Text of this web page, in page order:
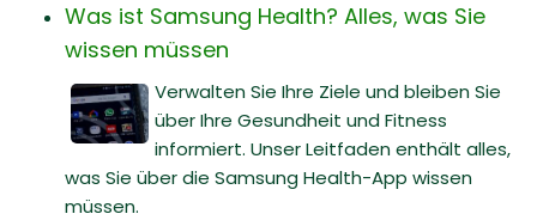
Was ist Samsung Health? Alles, was Sie
wissen müssen
Verwalten Sie Ihre Ziele und bleiben Sie
über Ihre Gesundheit und Fitness
informiert. Unser Leitfaden enthält alles,
was Sie über die Samsung Health-App wissen
müssen.